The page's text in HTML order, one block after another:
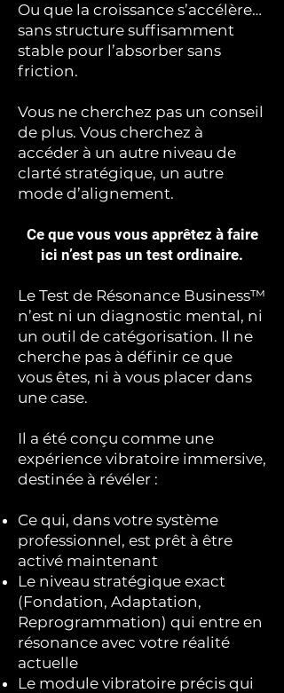
Ou que la croissance s’accélère…
sans structure suffisamment
stable pour l’absorber sans
friction.
Vous ne cherchez pas un conseil
de plus. Vous cherchez à
accéder à un autre niveau de
clarté stratégique, un autre
mode d’alignement.
Ce que vous vous apprêtez à faire
ici n’est pas un test ordinaire.
Le Test de Résonance Business™
n’est ni un diagnostic mental, ni
un outil de catégorisation. Il ne
cherche pas à définir ce que
vous êtes, ni à vous placer dans
une case.
Il a été conçu comme une
expérience vibratoire immersive,
destinée à révéler :
Ce qui, dans votre système
professionnel, est prêt à être
activé maintenant
Le niveau stratégique exact
(Fondation, Adaptation,
Reprogrammation) qui entre en
résonance avec votre réalité
actuelle
Le module vibratoire précis qui